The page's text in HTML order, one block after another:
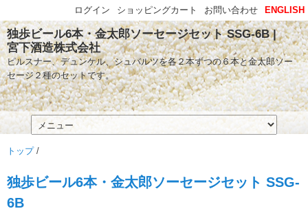
独歩ビール6本・金太郎ソーセージセット SSG-6B |
宮下酒造株式会社
ピルスナー、デュンケル、シュバルツを各２本ずつの６本と金太郎ソー
セージ２種のセットです。
トップ/
独歩ビール6本・金太郎ソーセージセット SSG-
6B
ENGLISH
お問い合わせ
ショッピングカート
ログイン